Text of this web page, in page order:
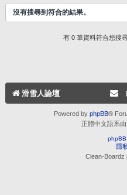
沒有搜尋到符合的結果。
有 0 筆資料符合您搜
滑雪人論壇
Powered by phpBB®
正體中文語系由
隱
Clean-Boardz